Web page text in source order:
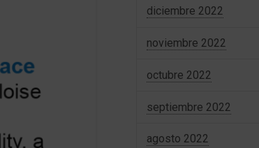
diciembre 2022
noviembre 2022
octubre 2022
septiembre 2022
agosto 2022